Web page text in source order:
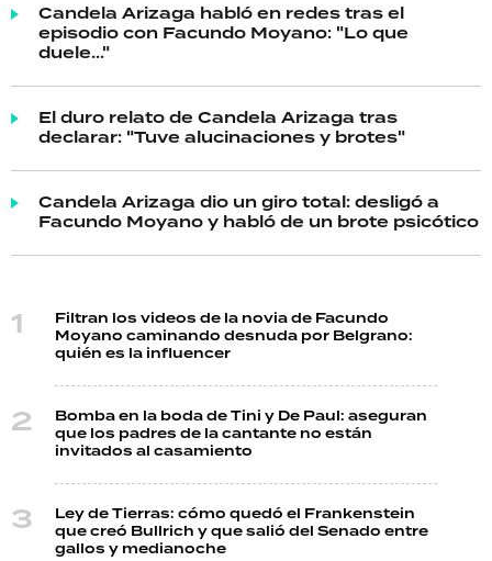
Candela Arizaga habló en redes tras el
episodio con Facundo Moyano: "Lo que
duele..."
El duro relato de Candela Arizaga tras
declarar: "Tuve alucinaciones y brotes"
Candela Arizaga dio un giro total: desligó a
Facundo Moyano y habló de un brote psicótico
Filtran los videos de la novia de Facundo
Moyano caminando desnuda por Belgrano:
quién es la influencer
Bomba en la boda de Tini y De Paul: aseguran
que los padres de la cantante no están
invitados al casamiento
Ley de Tierras: cómo quedó el Frankenstein
que creó Bullrich y que salió del Senado entre
gallos y medianoche